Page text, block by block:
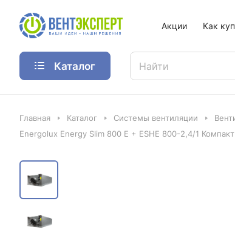
Акции Как
Каталог
Главная Каталог Системы вентиляции
Energolux Energy Slim 800 E + ESHE 800-2,4/1